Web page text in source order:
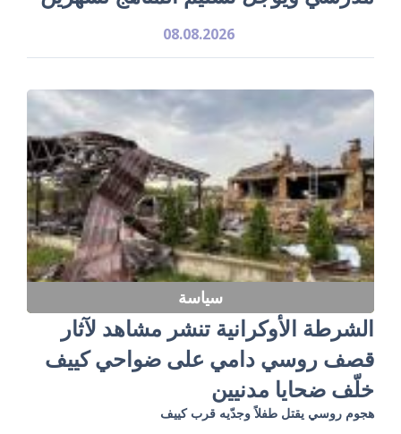
08.08.2026
سياسة
الشرطة الأوكرانية تنشر مشاهد لآثار
قصف روسي دامي على ضواحي كييف
خلّف ضحايا مدنيين
هجوم روسي يقتل طفلاً وجدّيه قرب كييف